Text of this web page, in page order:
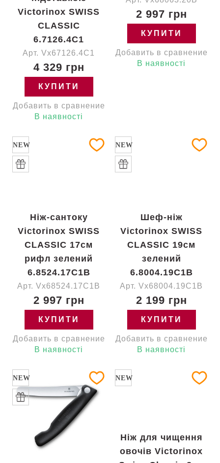
Victorinox SWISS
CLASSIC
6.7126.4C1
Арт. Vx67126.4C1
4 329 грн
КУПИТИ
Добавить в сравнение
В наявності
2 997 грн
КУПИТИ
Добавить в сравнение
В наявності
NEW
Ніж-сантоку
Victorinox SWISS
CLASSIC 17см
рифл зелений
6.8524.17C1B
Арт. Vx68524.17C1B
2 997 грн
КУПИТИ
Добавить в сравнение
В наявності
NEW
Шеф-ніж
Victorinox SWISS
CLASSIC 19см
зелений
6.8004.19C1B
Арт. Vx68004.19C1B
2 199 грн
КУПИТИ
Добавить в сравнение
В наявності
NEW NEW
Ніж для чищення
овочів Victorinox